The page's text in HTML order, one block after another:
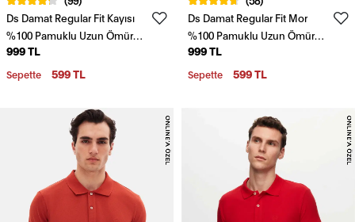
Ds Damat Regular Fit Kayısı
%100 Pamuklu Uzun Ömürlü
Kıvrılmaz Polo Yaka Nakışlı T-
Shirt
999 TL
Sepette 599 TL
Ds Damat Regular Fit Mor
%100 Pamuklu Uzun Ömürlü
Kıvrılmaz Polo Yaka Nakışlı T-
Shirt
999 TL
Sepette 599 TL